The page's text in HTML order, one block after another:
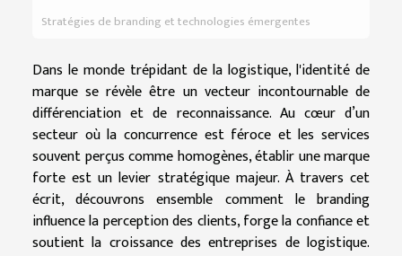
Stratégies de branding et technologies émergentes
Dans le monde trépidant de la logistique, l'identité de
marque se révèle être un vecteur incontournable de
différenciation et de reconnaissance. Au cœur d’un
secteur où la concurrence est féroce et les services
souvent perçus comme homogènes, établir une marque
forte est un levier stratégique majeur. À travers cet
écrit, découvrons ensemble comment le branding
influence la perception des clients, forge la confiance et
soutient la croissance des entreprises de logistique.